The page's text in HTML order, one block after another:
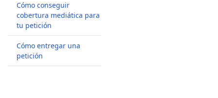
Cómo conseguir
cobertura mediática para
tu petición
Cómo entregar una
petición